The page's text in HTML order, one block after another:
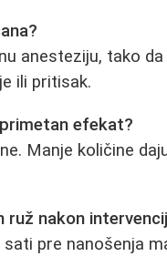
anesteziju, tako
ili pritisak.
efekat?
Manje količine
ruž nakon
pre nanošenja